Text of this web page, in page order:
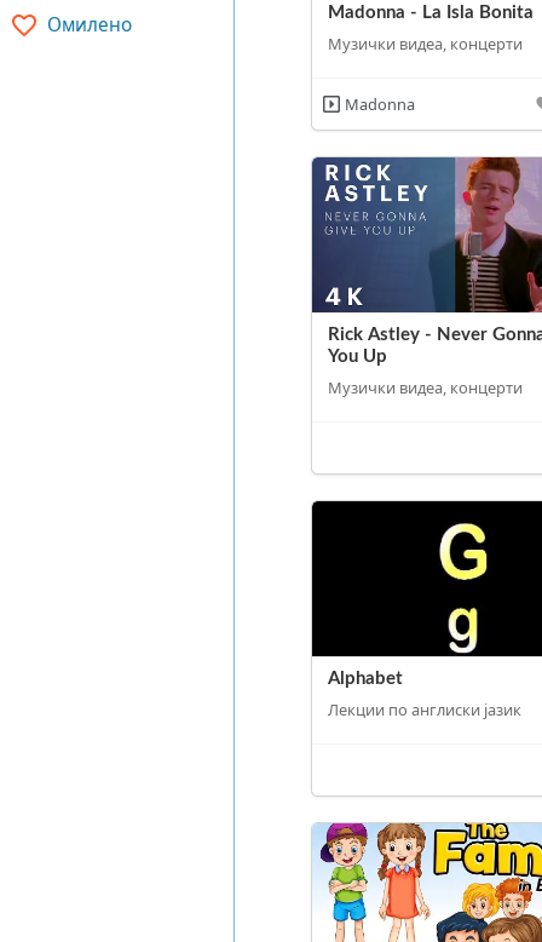
Омилено
Madonna - La Isla Bonita
Музички видеа, концерти
Madonna
Rick Astley - Never
You Up
Музички видеа, концерти
Alphabet
Лекции по англиски јазик